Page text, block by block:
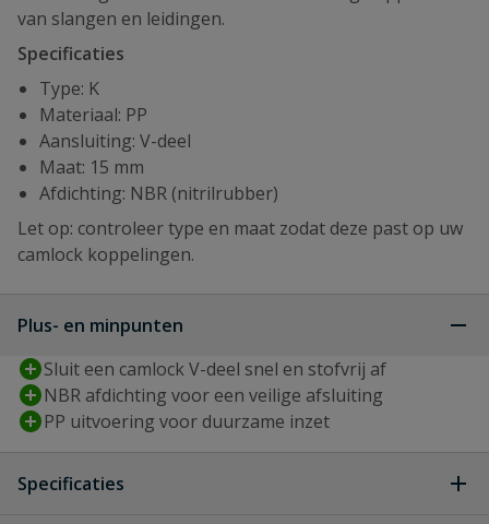
van slangen en leidingen.
Specificaties
Type: K
Materiaal: PP
Aansluiting: V-deel
Maat: 15 mm
Afdichting: NBR (nitrilrubber)
Let op: controleer type en maat zodat deze past op uw
camlock koppelingen.
Plus- en minpunten
Sluit een camlock V-deel snel en stofvrij af
NBR afdichting voor een veilige afsluiting
PP uitvoering voor duurzame inzet
Specificaties